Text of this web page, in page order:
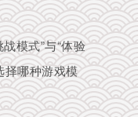
模式”与“体验
择哪种游戏模